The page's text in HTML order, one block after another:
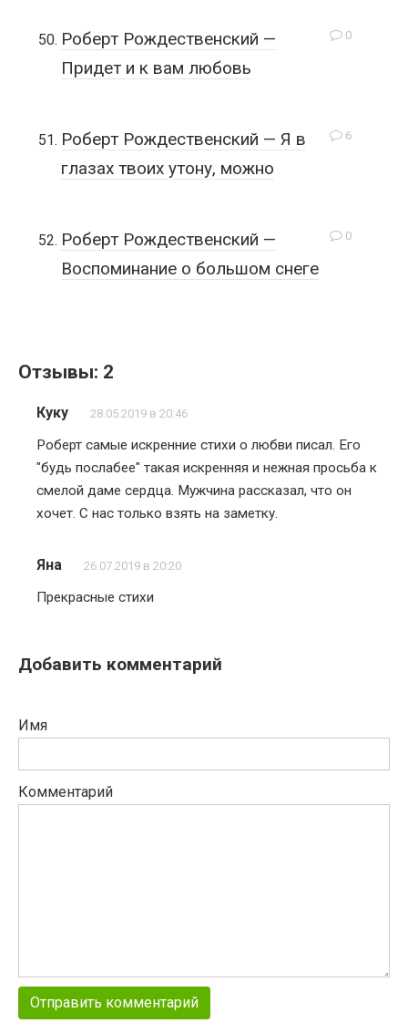
0
Роберт Рождественский —
Придет и к вам любовь
6
Роберт Рождественский — Я в
глазах твоих утону, можно
0
Роберт Рождественский —
Воспоминание о большом снеге
Отзывы: 2
Куку 28.05.2019 в 20:46
Роберт самые искренние стихи о любви писал. Его
"будь послабее" такая искренняя и нежная просьба к
смелой даме сердца. Мужчина рассказал, что он
хочет. С нас только взять на заметку.
Яна 26.07.2019 в 20:20
Прекрасные стихи
Добавить комментарий
Имя
Комментарий